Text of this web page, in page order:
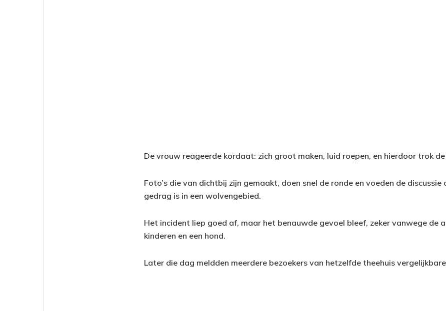
De vrouw reageerde kordaat: zich groot maken, luid roepen, en hierdoor trok
Foto’s die van dichtbij zijn gemaakt, doen snel de ronde en voeden de discussie
gedrag is in een wolvengebied.
Het incident liep goed af, maar het benauwde gevoel bleef, zeker vanwege de
kinderen en een hond.
Later die dag meldden meerdere bezoekers van hetzelfde theehuis